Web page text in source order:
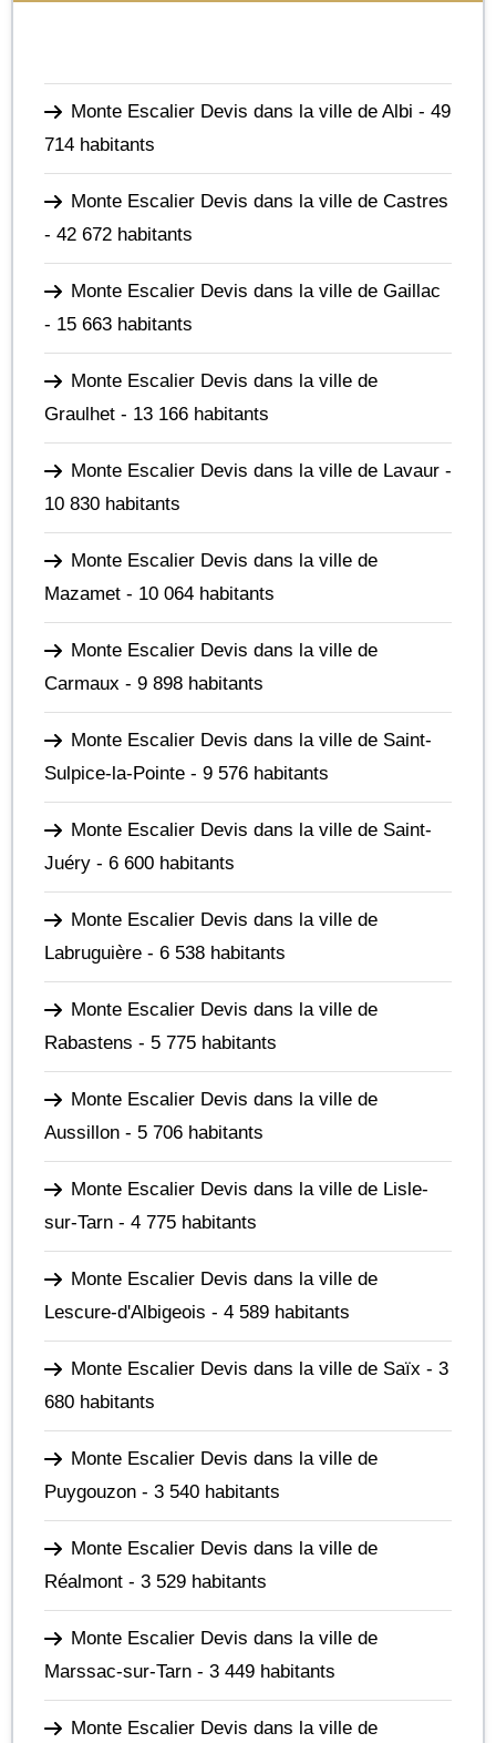
Monte Escalier Devis dans la ville de Albi - 49
714 habitants
Monte Escalier Devis dans la ville de Castres
- 42 672 habitants
Monte Escalier Devis dans la ville de Gaillac
- 15 663 habitants
Monte Escalier Devis dans la ville de
Graulhet - 13 166 habitants
Monte Escalier Devis dans la ville de Lavaur -
10 830 habitants
Monte Escalier Devis dans la ville de
Mazamet - 10 064 habitants
Monte Escalier Devis dans la ville de
Carmaux - 9 898 habitants
Monte Escalier Devis dans la ville de Saint-
Sulpice-la-Pointe - 9 576 habitants
Monte Escalier Devis dans la ville de Saint-
Juéry - 6 600 habitants
Monte Escalier Devis dans la ville de
Labruguière - 6 538 habitants
Monte Escalier Devis dans la ville de
Rabastens - 5 775 habitants
Monte Escalier Devis dans la ville de
Aussillon - 5 706 habitants
Monte Escalier Devis dans la ville de Lisle-
sur-Tarn - 4 775 habitants
Monte Escalier Devis dans la ville de
Lescure-d'Albigeois - 4 589 habitants
Monte Escalier Devis dans la ville de Saïx - 3
680 habitants
Monte Escalier Devis dans la ville de
Puygouzon - 3 540 habitants
Monte Escalier Devis dans la ville de
Réalmont - 3 529 habitants
Monte Escalier Devis dans la ville de
Marssac-sur-Tarn - 3 449 habitants
Monte Escalier Devis dans la ville de